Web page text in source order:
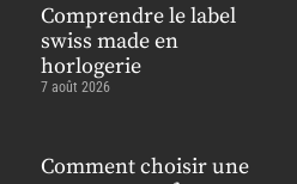
Comprendre le label
swiss made en
horlogerie
7 août 2026
Comment choisir une